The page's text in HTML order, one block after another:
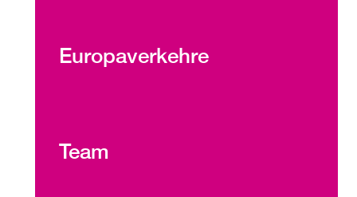
Europaverkehre
Team